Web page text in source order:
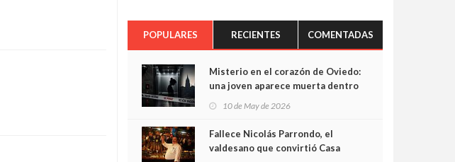
POPULARES RECIENTES COMENTADAS
Misterio en el corazón de Oviedo:
una joven aparece muerta dentro
cámaras captan sus últimos
minutos
10 de May de 2026
Fallece Nicolás Parrondo, el
valdesano que convirtió Casa